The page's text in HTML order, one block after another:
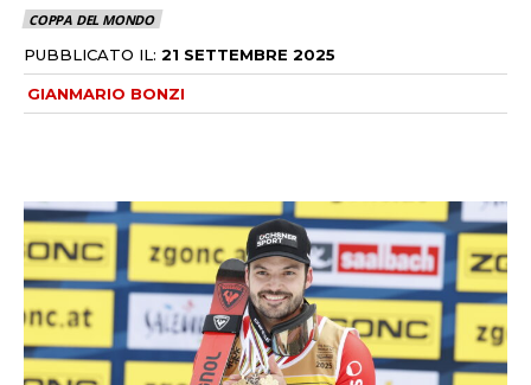
COPPA DEL MONDO
PUBBLICATO IL: 21 SETTEMBRE 2025
GIANMARIO BONZI